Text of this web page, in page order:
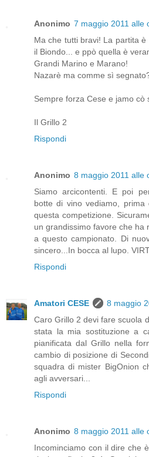
Anonimo 7 maggio 2011 alle
Ma che tutti bravi! La partita
il Biondo... e ppò quella è
Grandi Marino e Marano!
Nazarè ma comme sì
Sempre forza Cese e jamo cò
Il Grillo 2
Rispondi
Anonimo 8 maggio 2011 alle
Siamo arcicontenti. E poi
botte di vino vediamo, prima
questa competizione.
un grandissimo favore che ha
a questo campionato. Di
sincero...In bocca al lupo.
Rispondi
Amatori CESE
8 maggio
Caro Grillo 2 devi fare scuola
stata la mia sostituzione a
pianificata dal Grillo nella
cambio di posizione di
squadra di mister BigOnion
agli avversari...
Rispondi
Anonimo 8 maggio 2011 alle
Incominciamo con il dire che